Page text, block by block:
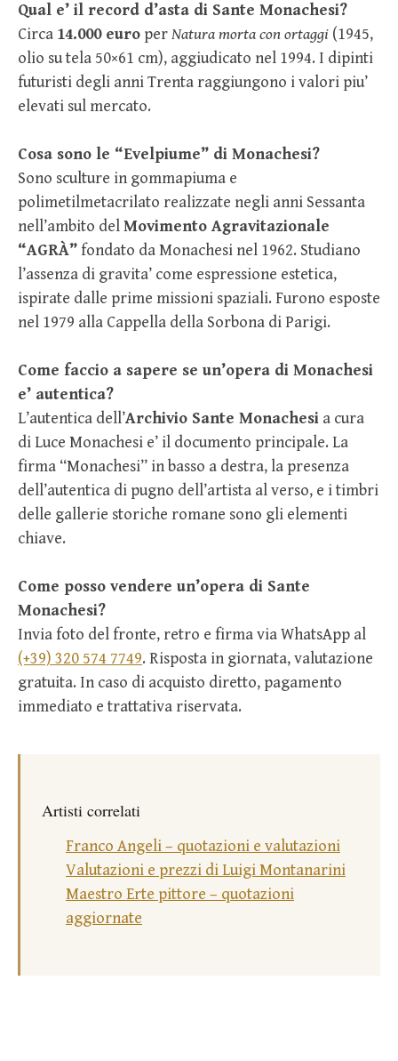
Qual e’ il record d’asta di Sante Monachesi?
Circa 14.000 euro perNatura morta con ortaggi (1945,
olio su tela 50×61 cm), aggiudicato nel 1994. I dipinti
futuristi degli anni Trenta raggiungono i valori piu’
elevati sul mercato.
Cosa sono le “Evelpiume” di Monachesi?
Sono sculture in gommapiuma e
polimetilmetacrilato realizzate negli anni Sessanta
nell’ambito delMovimento Agravitazionale
“AGRÀ”fondato da Monachesi nel 1962. Studiano
l’assenza di gravita’ come espressione estetica,
ispirate dalle prime missioni spaziali. Furono esposte
nel 1979 alla Cappella della Sorbona di Parigi.
Come faccio a sapere se un’opera di Monachesi
e’ autentica?
L’autentica dell’Archivio Sante Monachesi a cura
di Luce Monachesi e’ il documento principale. La
firma “Monachesi” in basso a destra, la presenza
dell’autentica di pugno dell’artista al verso, e i timbri
delle gallerie storiche romane sono gli elementi
chiave.
Come posso vendere un’opera di Sante
Monachesi?
Invia foto del fronte, retro e firma via WhatsApp al
(+39) 320 574 7749. Risposta in giornata, valutazione
gratuita. In caso di acquisto diretto, pagamento
immediato e trattativa riservata.
Artisti correlati
Franco Angeli – quotazioni e valutazioni
Valutazioni e prezzi di Luigi Montanarini
Maestro Erte pittore – quotazioni
aggiornate